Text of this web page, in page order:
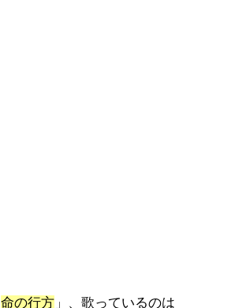
命の行方 」、歌っているのは